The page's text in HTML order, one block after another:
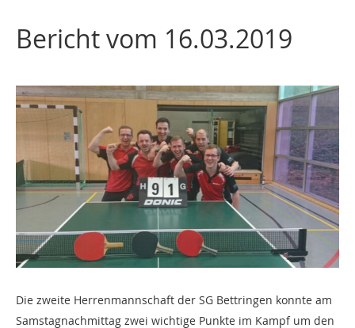
Bericht vom 16.03.2019
Die zweite Herrenmannschaft der SG Bettringen konnte am
Samstagnachmittag zwei wichtige Punkte im Kampf um den